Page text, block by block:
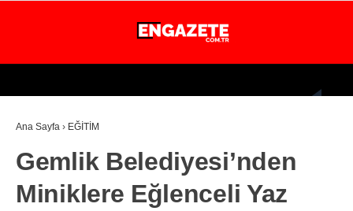
27.7
İSTANBUL
GÜNDEM
EKONOMİ
DÜNYA
Ana Sayfa › EĞİTİM
Gemlik Belediyesi’nden
Miniklere Eğlenceli Yaz